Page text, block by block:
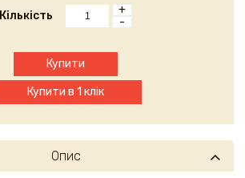
Кількість
+
-
Купити
Купити в 1 клік
Опис